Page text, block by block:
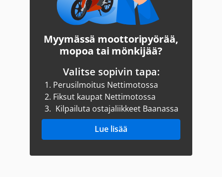
Myymässä moottoripyörää,
mopoa tai mönkijää?
Valitse sopivin tapa:
1. Perusilmoitus Nettimotossa
2. Fiksut kaupat Nettimotossa
3. Kilpailuta ostajaliikkeet Baanassa
Lue lisää